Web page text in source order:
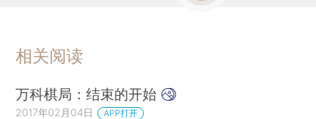
相关阅读
万科棋局：结束的开始
2017年02月04日 APP打开